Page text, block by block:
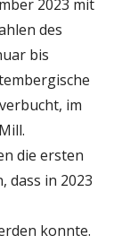
2023 mit
des
bis
im
die ersten
dass in 2023
konnte.